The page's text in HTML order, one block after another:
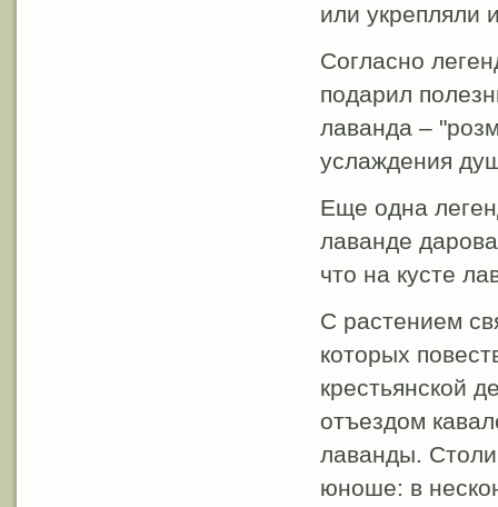
или укрепляли
Согласно
подарил
лаванда –
услаждения
Еще одна
лаванде
что на кусте
С растением
которых
крестьянской
отъездом
лаванды.
юноше: в